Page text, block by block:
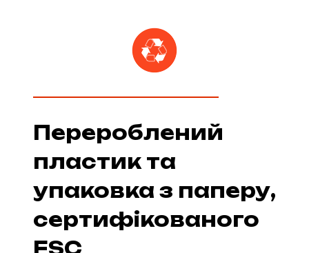
Перероблений
пластик та
упаковка з паперу,
сертифікованого